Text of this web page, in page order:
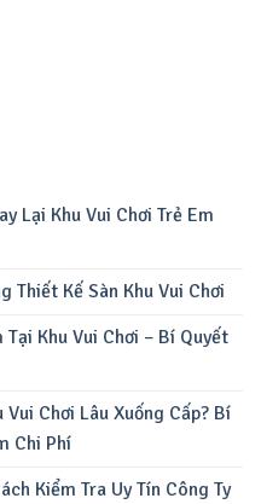
Lại Khu Vui Chơi Trẻ Em
Thiết Kế Sàn Khu Vui Chơi
Tại Khu Vui Chơi – Bí Quyết
Chơi Lâu Xuống Cấp? Bí
Chi Phí
Kiểm Tra Uy Tín Công Ty